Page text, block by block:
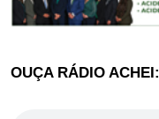
OUÇA RÁDIO ACHEI: